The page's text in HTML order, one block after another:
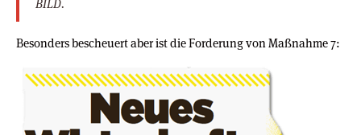
BILD.
Besonders bescheuert aber ist die Forderung von Maßnahme 7: